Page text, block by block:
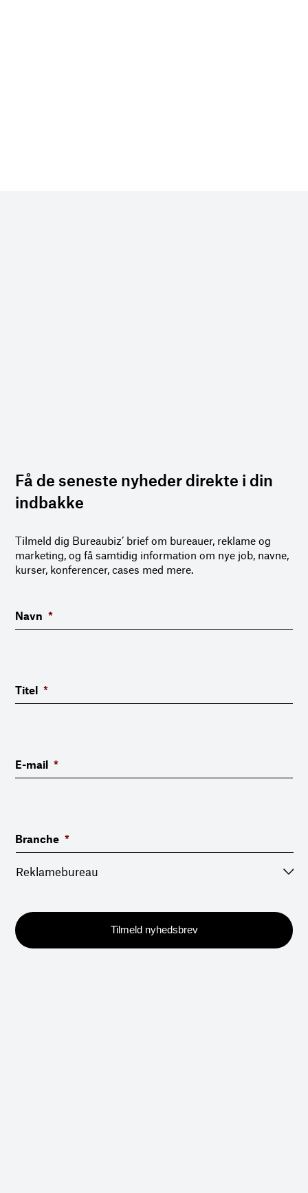
Få de seneste nyheder direkte i din
indbakke
Tilmeld dig Bureaubiz’ brief om bureauer, reklame og
marketing, og få samtidig information om nye job, navne,
kurser, konferencer, cases med mere.
Navn *
Titel *
E-mail *
Branche *